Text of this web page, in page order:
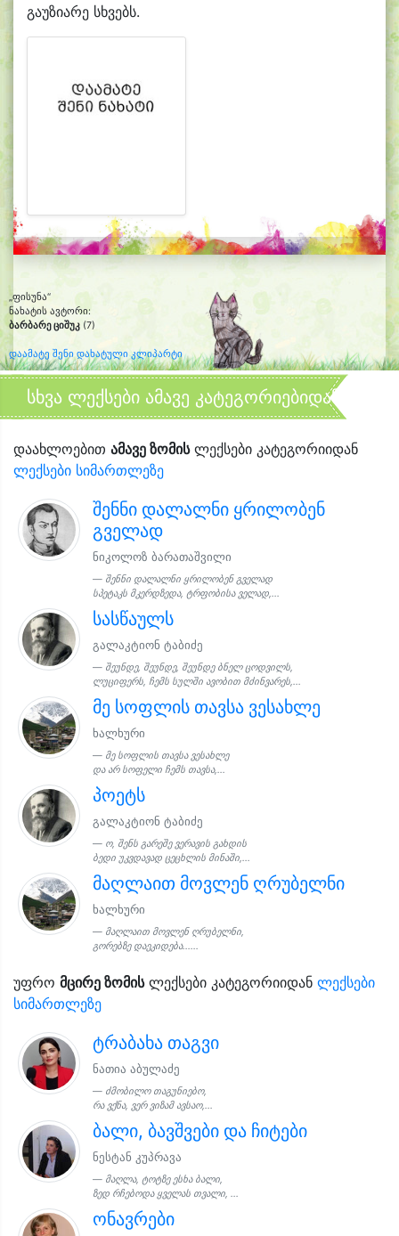
გაუზიარე სხვებს.
„ფისუნა“
ნახატის ავტორი:
ბარბარე ციშუკ (7)
დაამატე შენი დახატული კლიპარტი
სხვა ლექსები ამავე კატეგორიებიდან
დაახლოებით ამავე ზომისლექსები კატეგორიიდან
ლექსები სიმართლეზე
შენნი დალალნი ყრილობენ
გველად
ნიკოლოზ ბარათაშვილი
შენნი დალალნი ყრილობენ გველად
სპეტაკს მკერდზედა, ტრფობისა ველად,...
სასწაულს
გალაკტიონ ტაბიძე
შეუნდე, შეუნდე, შეუნდე ბნელ ცოდვილს,
ლუციფერს, ჩემს სულში ავობით მძინვარეს,...
მე სოფლის თავსა ვესახლე
ხალხური
მე სოფლის თავსა ვესახლე
და არ სოფელი ჩემს თავსა,...
პოეტს
გალაკტიონ ტაბიძე
ო, შენს გარეშე ვერავის გახდის
ბედი უკვდავად ცეცხლის მინაში,...
მაღლაით მოვლენ ღრუბელნი
ხალხური
მაღლაით მოვლენ ღრუბელნი,
გორებზე დაეკიდება......
უფრო მცირე ზომისლექსები კატეგორიიდან ლექსები
სიმართლეზე
ტრაბახა თაგვი
ნათია აბულაძე
ძმობილო თაგუნიებო,
რა ვქნა, ვერ ვიზამ ავსაო,...
ბალი, ბავშვები და ჩიტები
ნესტან კუპრავა
მაღლა, ტოტზე ესხა ბალი,
ზედ რჩებოდა ყველას თვალი, ...
ონავრები